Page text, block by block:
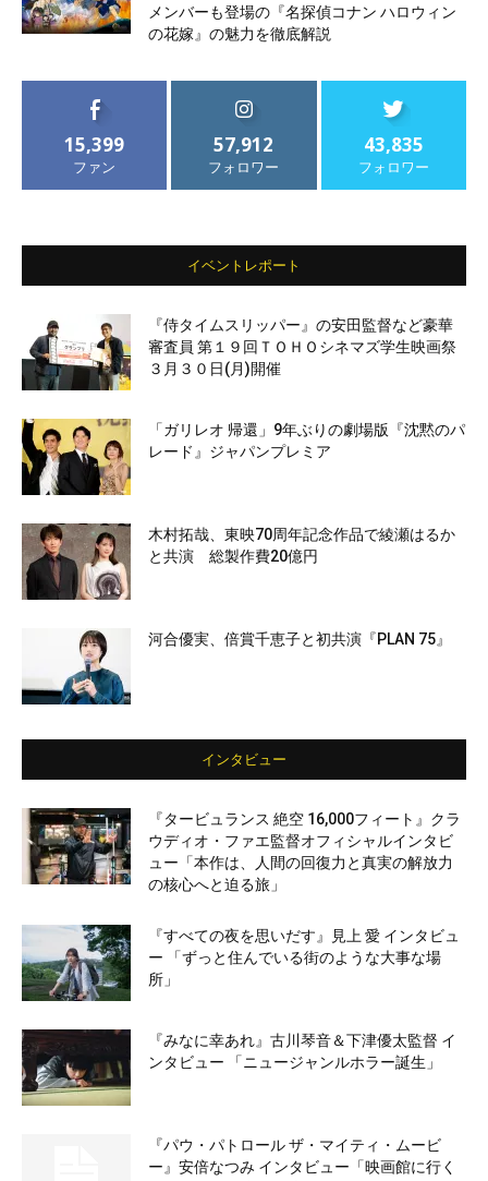
メンバーも登場の『名探偵コナン ハロウィン
の花嫁』の魅力を徹底解説
15,399
ファン
57,912
フォロワー
43,835
フォロワー
イベントレポート
『侍タイムスリッパー』の安田監督など豪華
審査員 第１９回ＴＯＨＯシネマズ学生映画祭
３月３０日(月)開催
「ガリレオ 帰還」9年ぶりの劇場版『沈黙のパ
レード』ジャパンプレミア
木村拓哉、東映70周年記念作品で綾瀬はるか
と共演 総製作費20億円
河合優実、倍賞千恵子と初共演『PLAN 75』
インタビュー
『タービュランス 絶空 16,000フィート』クラ
ウディオ・ファエ監督オフィシャルインタビ
ュー「本作は、人間の回復力と真実の解放力
の核心へと迫る旅」
『すべての夜を思いだす』見上 愛 インタビュ
ー 「ずっと住んでいる街のような大事な場
所」
『みなに幸あれ』古川琴音＆下津優太監督 イ
ンタビュー 「ニュージャンルホラー誕生」
『パウ・パトロール ザ・マイティ・ムービ
ー』安倍なつみ インタビュー「映画館に行く